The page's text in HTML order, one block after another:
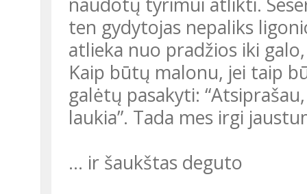
ten gydytojas nepaliks
atlieka nuo pradžios iki
Kaip būtų malonu, jei taip
galėtų pasakyti:
laukia”. Tada mes irgi
… ir šaukštas deguto